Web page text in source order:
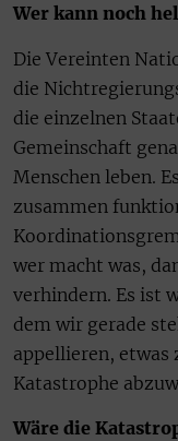
Wer kann noch
Die Vereinten
die
die einzelnen
Gemeinschaft
Menschen leben.
zusammen
wer macht was,
verhindern. Es ist
dem wir gerade
appellieren, etwas
Katastrophe
Wäre die